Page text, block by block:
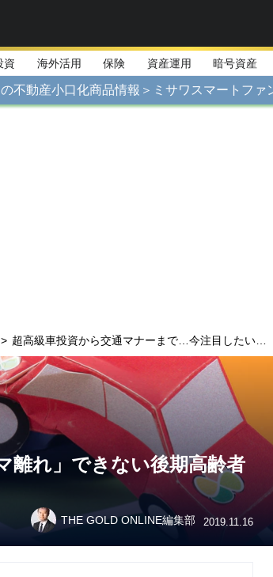
資 海外活用 保険 資産運用 暗号資産
不動産小口化商品情報＞ミサワスマートファ
>
れ」できない後期高齢者
THE GOLD ONLINE編集部 2019.11.16